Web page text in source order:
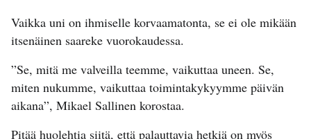
Vaikka uni on ihmiselle korvaamatonta, se ei ole mikään
itsenäinen saareke vuorokaudessa.
”Se, mitä me valveilla teemme, vaikuttaa uneen. Se,
miten nukumme, vaikuttaa toimintakykyymme päivän
aikana”, Mikael Sallinen korostaa.
Pitää huolehtia siitä, että palauttavia hetkiä on myös